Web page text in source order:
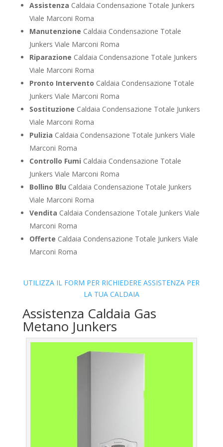
Assistenza Caldaia Condensazione Totale Junkers
Viale Marconi Roma
Manutenzione Caldaia Condensazione Totale
Junkers Viale Marconi Roma
Riparazione Caldaia Condensazione Totale Junkers
Viale Marconi Roma
Pronto Intervento Caldaia Condensazione Totale
Junkers Viale Marconi Roma
Sostituzione Caldaia Condensazione Totale Junkers
Viale Marconi Roma
Pulizia Caldaia Condensazione Totale Junkers Viale
Marconi Roma
Controllo Fumi Caldaia Condensazione Totale
Junkers Viale Marconi Roma
Bollino Blu Caldaia Condensazione Totale Junkers
Viale Marconi Roma
Vendita Caldaia Condensazione Totale Junkers Viale
Marconi Roma
Offerte Caldaia Condensazione Totale Junkers Viale
Marconi Roma
UTILIZZA IL FORM PER RICHIEDERE ASSISTENZA PER
LA TUA CALDAIA
Assistenza Caldaia Gas
Metano Junkers